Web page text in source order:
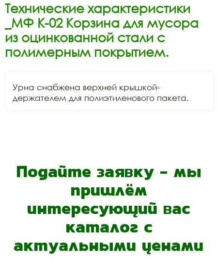
Технические характеристики
_МФ К-02 Корзина для мусора
из оцинкованной стали с
полимерным покрытием.
Урна снабжена верхней крышкой-
держателем для полиэтиленового пакета.
Подайте заявку - мы
пришлём
интересующий вас
каталог с
актуальными ценами